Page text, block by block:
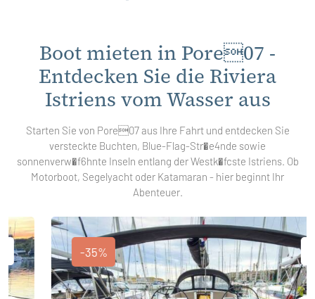
Boot mieten in Pore07 -
Entdecken Sie die Riviera
Istriens vom Wasser aus
Starten Sie von Pore07 aus Ihre Fahrt und entdecken Sie
versteckte Buchten, Blue-Flag-Str�e4nde sowie
sonnenverw�f6hnte Inseln entlang der Westk�fcste Istriens. Ob
Motorboot, Segelyacht oder Katamaran - hier beginnt Ihr
Abenteuer.
-35%